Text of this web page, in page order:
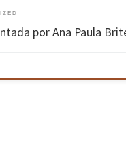
por Ana Paula